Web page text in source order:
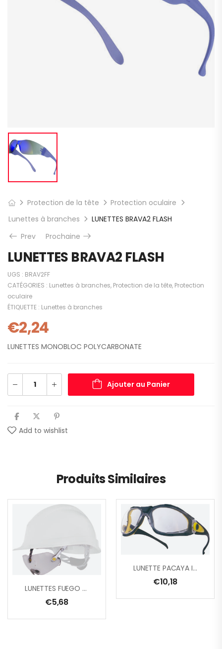
Protection de la tête
Protection oculaire
Lunettes à branches
LUNETTES BRAVA2 FLASH
Prev
Prochaine
LUNETTES BRAVA2 FLASH
UGS : BRAV2FF
CATÉGORIES : Lunettes à branches, Protection de la tête, Protection
oculaire
ÉTIQUETTE : Lunettes à branches
€2,24
LUNETTES MONOBLOC POLYCARBONATE
Ajouter au Panier
Add to wishlist
Produits Similaires
LUNETTES FUEGO ARGENT/INCOL
€5,68
LUNETTE PACAYA INCOLORE
€10,18